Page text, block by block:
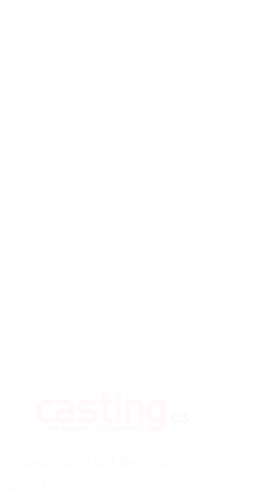
sitio sea más fácil de usar
del sitio web.